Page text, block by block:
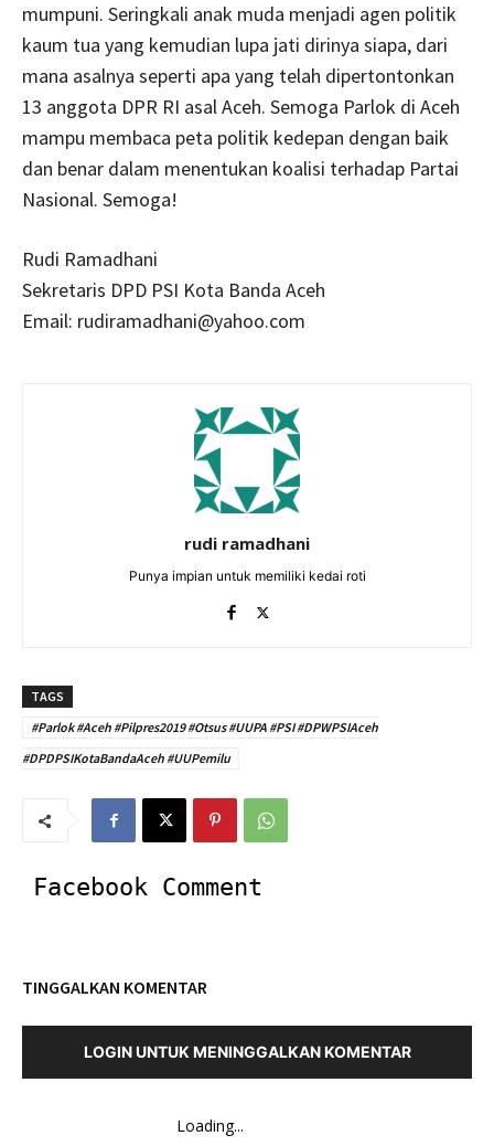
mumpuni. Seringkali anak muda menjadi agen politik
kaum tua yang kemudian lupa jati dirinya siapa, dari
mana asalnya seperti apa yang telah dipertontonkan
13 anggota DPR RI asal Aceh. Semoga Parlok di Aceh
mampu membaca peta politik kedepan dengan baik
dan benar dalam menentukan koalisi terhadap Partai
Nasional. Semoga!
Rudi Ramadhani
Sekretaris DPD PSI Kota Banda Aceh
Email: rudiramadhani@yahoo.com
rudi ramadhani
Punya impian untuk memiliki kedai roti
TAGS
#Parlok #Aceh #Pilpres2019 #Otsus #UUPA #PSI #DPWPSIAceh
#DPDPSIKotaBandaAceh #UUPemilu
Facebook Comment
TINGGALKAN KOMENTAR
LOGIN UNTUK MENINGGALKAN KOMENTAR
Loading...